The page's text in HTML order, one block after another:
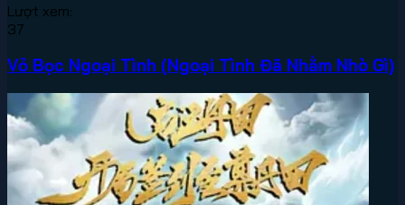
Lượt xem:
37
Vỏ Bọc Ngoại Tình (Ngoại Tình Đã Nhằm Nhò Gì)